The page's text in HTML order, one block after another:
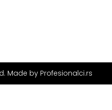
Made by Profesionalci.rs